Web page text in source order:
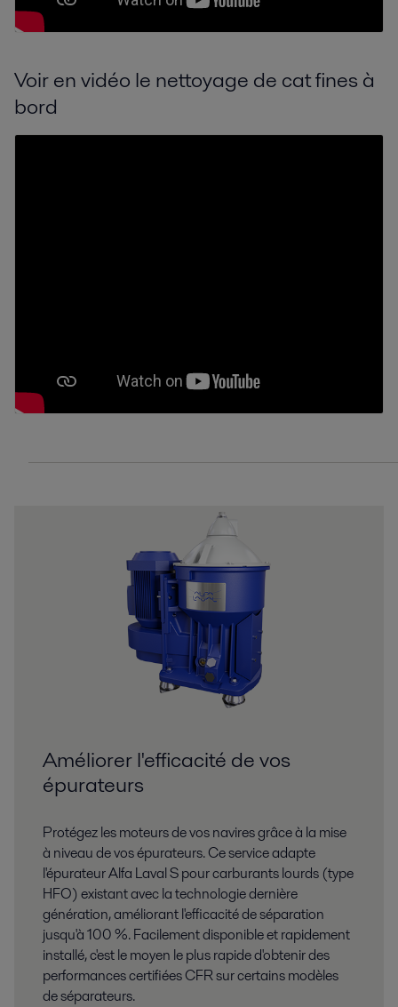
Voir en vidéo le nettoyage de cat fines à
bord
Améliorer l'efficacité de vos
épurateurs
Protégez les moteurs de vos navires grâce à la mise
à niveau de vos épurateurs. Ce service adapte
l'épurateur Alfa Laval S pour carburants lourds (type
HFO) existant avec la technologie dernière
génération, améliorant l'efficacité de séparation
jusqu'à 100 %. Facilement disponible et rapidement
installé, c'est le moyen le plus rapide d'obtenir des
performances certifiées CFR sur certains modèles
de séparateurs.